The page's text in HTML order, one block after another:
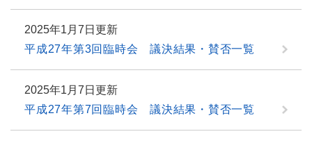
2025年1月7日更新
平成27年第3回臨時会 議決結果・賛否一覧
2025年1月7日更新
平成27年第7回臨時会 議決結果・賛否一覧